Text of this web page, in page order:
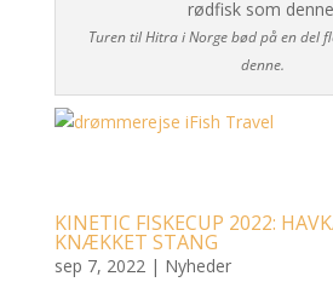
Turen til Hitra i Norge bød på en del
denne.
KINETIC FISKECUP 2022:
KNÆKKET STANG
sep 7, 2022 | Nyheder